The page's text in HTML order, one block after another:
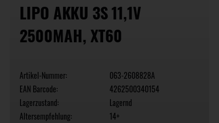
LIPO AKKU 3S 11,1V
2500MAH, XT60
Artikel-Nummer:
063-2608828A
EAN Barcode:
4262500340154
Lagerzustand:
Lagernd
Altersempfehlung:
14+